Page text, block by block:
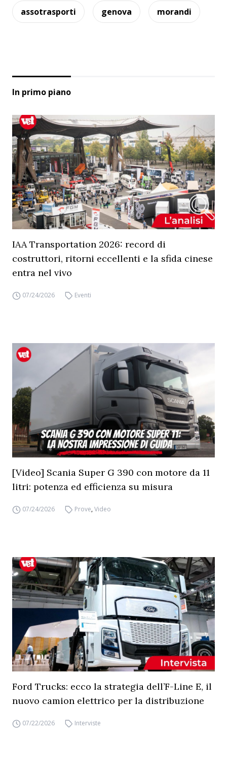
assotrasporti genova morandi
In primo piano
IAA Transportation 2026: record di
costruttori, ritorni eccellenti e la sfida cinese
entra nel vivo
07/24/2026 Eventi
[Video] Scania Super G 390 con motore da 11
litri: potenza ed efficienza su misura
07/24/2026 Prove,Video
Ford Trucks: ecco la strategia dell’F-Line E, il
nuovo camion elettrico per la distribuzione
07/22/2026 Interviste